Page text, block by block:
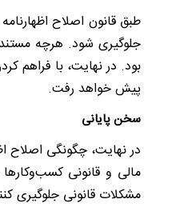
طبق قانون اصلاح
جلوگیری شود. هرچه
بود. در نهایت، با فراهم
پیش خواهد رفت.
سخن پایانی
در نهایت، چگونگی اصلاح
مالی و قانونی
مشکلات قانونی جلوگیری